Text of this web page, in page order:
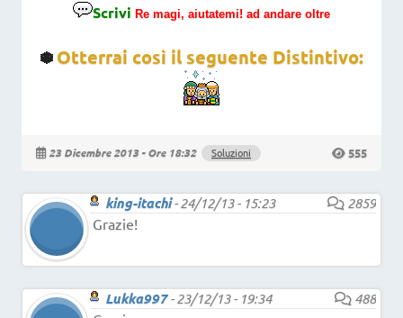
Scrivi Re magi, aiutatemi! ad andare oltre
Otterrai così il seguente Distintivo:
23 Dicembre 2013 - Ore 18:32 Soluzioni 555
king-itachi-24/12/13 - 15:23
2859
Grazie!
Lukka997-23/12/13 - 19:34
488